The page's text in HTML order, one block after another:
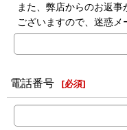
また、弊店からのお返
ございますので、迷惑メ
電話番号 [必須]